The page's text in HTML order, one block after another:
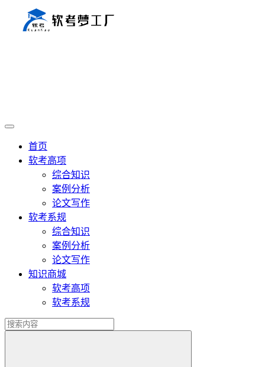
首页
软考高项
综合知识
案例分析
论文写作
软考系规
综合知识
案例分析
论文写作
知识商城
软考高项
软考系规